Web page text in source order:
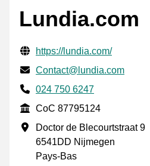
Lundia.com
Informations de contact vérifiées
Website URL
https://lundia.com/
E-mail
Contact@lundia.com
Phone number
024 750 6247
CoC
CoC 87795124
Adresse professionnelle
Doctor de Blecourtstraat 9
6541DD Nijmegen
Pays-Bas